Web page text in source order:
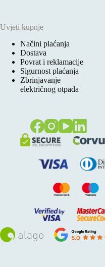
Uvjeti kupnje
Načini plaćanja
Dostava
Povrat i reklamacije
Sigurnost plaćanja
Zbrinjavanje
električnog otpada